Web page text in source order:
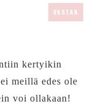
VASTAA
kertyikin
meillä edes ole
voi ollakaan!